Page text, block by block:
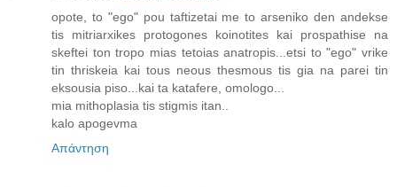
opote, to "ego" pou taftizetai me to arseniko den andekse
tis mitriarxikes protogones koinotites kai prospathise na
skeftei ton tropo mias tetoias anatropis...etsi to "ego" vrike
tin thriskeia kai tous neous thesmous tis gia na parei tin
eksousia piso...kai ta katafere, omologo...
mia mithoplasia tis stigmis itan..
kalo apogevma
Απάντηση